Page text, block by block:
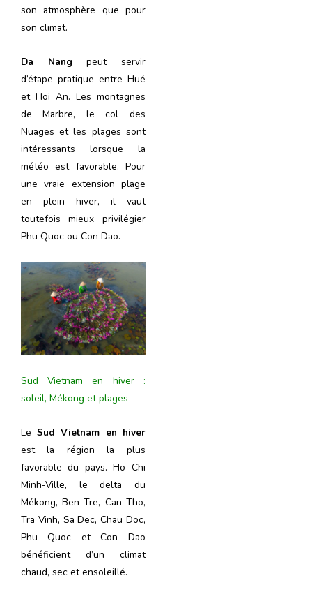
son atmosphère que pour
son climat.
Da Nang peut servir
d’étape pratique entre Hué
et Hoi An. Les montagnes
de Marbre, le col des
Nuages et les plages sont
intéressants lorsque la
météo est favorable. Pour
une vraie extension plage
en plein hiver, il vaut
toutefois mieux privilégier
Phu Quoc ou Con Dao.
Sud Vietnam en hiver :
soleil, Mékong et plages
LeSud Vietnam en hiver
est la région la plus
favorable du pays. Ho Chi
Minh-Ville, le delta du
Mékong, Ben Tre, Can Tho,
Tra Vinh, Sa Dec, Chau Doc,
Phu Quoc et Con Dao
bénéficient d’un climat
chaud, sec et ensoleillé.